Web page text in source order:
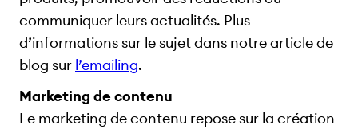
communiquer leurs actualités. Plus
d’informations sur le sujet dans notre article de
blog sur l’emailing.
Marketing de contenu
Le marketing de contenu repose sur la création